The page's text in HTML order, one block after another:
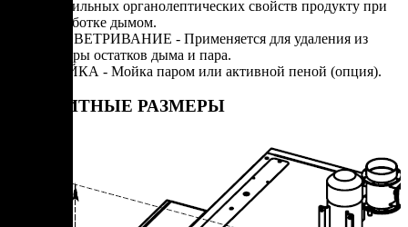
коптильных органолептических свойств продукту при
обработке дымом.
ПРОВЕТРИВАНИЕ - Применяется для удаления из
камеры остатков дыма и пара.
МОЙКА - Мойка паром или активной пеной (опция).
ГАБАРИТНЫЕ РАЗМЕРЫ